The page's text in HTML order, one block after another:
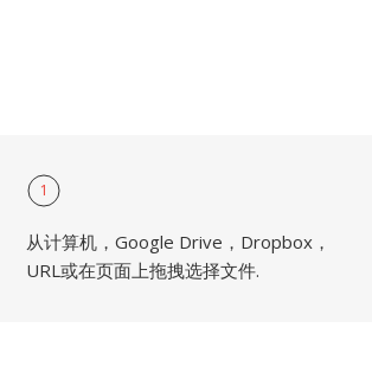
1
从计算机，Google Drive，Dropbox，
URL或在页面上拖拽选择文件.